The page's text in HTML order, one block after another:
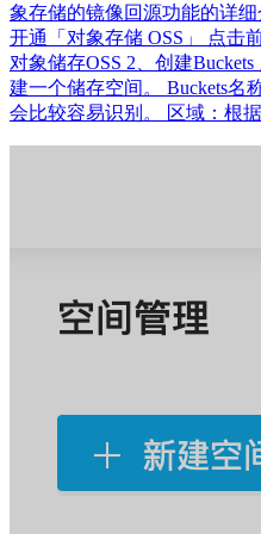
象存储的镜像回源功能的详
开通「对象存储 OSS」 点击
对象储存OSS 2、创建
建一个储存空间。 Buckets名
会比较容易识别。 区域：根